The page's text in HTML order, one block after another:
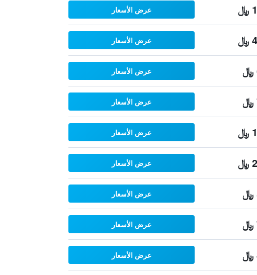
عرض الأسعار
عرض الأسعار
عرض الأسعار
عرض الأسعار
عرض الأسعار
عرض الأسعار
عرض الأسعار
عرض الأسعار
عرض الأسعار